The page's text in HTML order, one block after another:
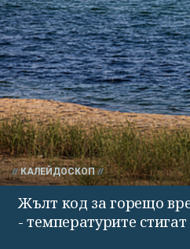
КАЛЕЙДОСКОП
Жълт код за горещо
- температурите стигат